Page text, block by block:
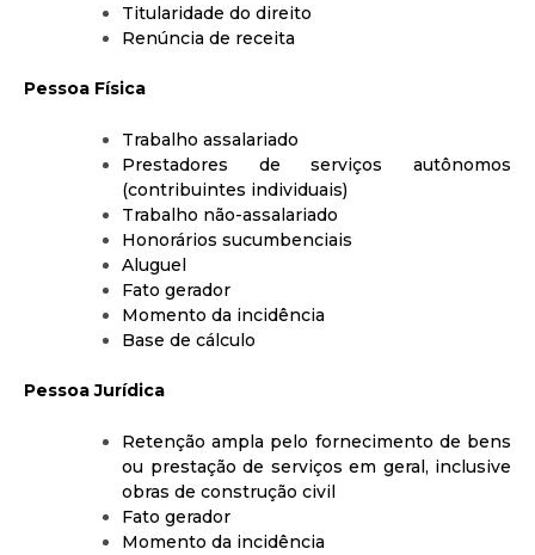
Titularidade do direito
Renúncia de receita
Pessoa Física
Trabalho assalariado
Prestadores de serviços autônomos
(contribuintes individuais)
Trabalho não-assalariado
Honorários sucumbenciais
Aluguel
Fato gerador
Momento da incidência
Base de cálculo
Pessoa Jurídica
Retenção ampla pelo fornecimento de bens
ou prestação de serviços em geral, inclusive
obras de construção civil
Fato gerador
Momento da incidência